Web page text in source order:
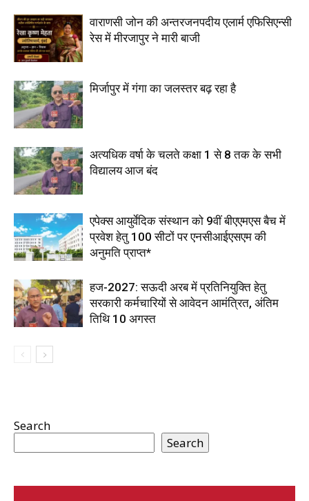
वाराणसी जोन की अन्तरजनपदीय एलार्म एफिसिएन्सी
रेस में मीरजापुर ने मारी बाजी
मिर्जापुर में गंगा का जलस्तर बढ़ रहा है
अत्यधिक वर्षा के चलते कक्षा 1 से 8 तक के सभी
विद्यालय आज बंद
एपेक्स आयुर्वेदिक संस्थान को 9वीं बीएएमएस बैच में
प्रवेश हेतु 100 सीटों पर एनसीआईएसएम की
अनुमति प्राप्त*
हज-2027: सऊदी अरब में प्रतिनियुक्ति हेतु
सरकारी कर्मचारियों से आवेदन आमंत्रित, अंतिम
तिथि 10 अगस्त
Search
Search